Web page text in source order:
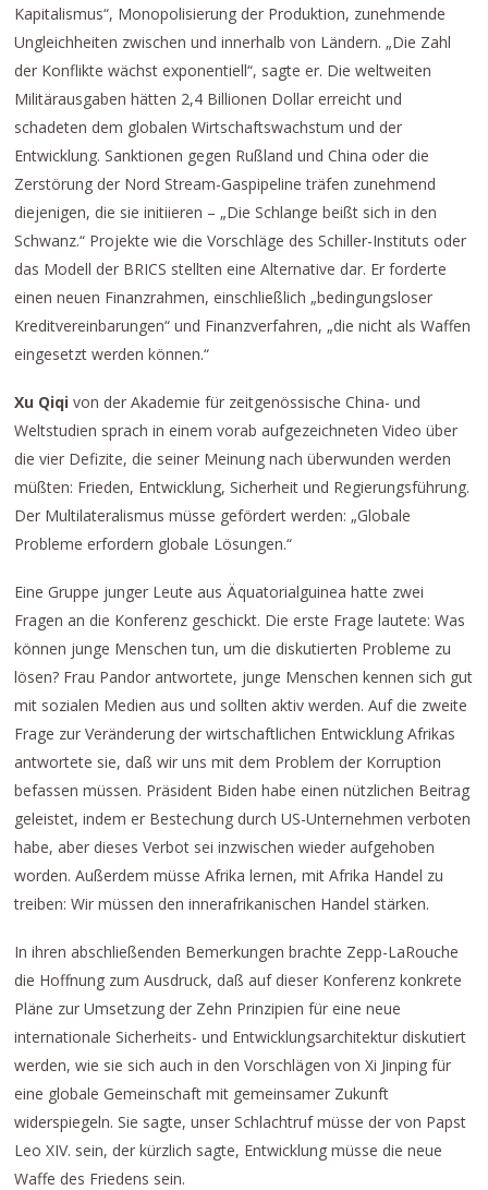
Kapitalismus“, Monopolisierung der Produktion, zunehmende
Ungleichheiten zwischen und innerhalb von Ländern. „Die Zahl
der Konflikte wächst exponentiell“, sagte er. Die weltweiten
Militärausgaben hätten 2,4 Billionen Dollar erreicht und
schadeten dem globalen Wirtschaftswachstum und der
Entwicklung. Sanktionen gegen Rußland und China oder die
Zerstörung der Nord Stream-Gaspipeline träfen zunehmend
diejenigen, die sie initiieren – „Die Schlange beißt sich in den
Schwanz.“ Projekte wie die Vorschläge des Schiller-Instituts oder
das Modell der BRICS stellten eine Alternative dar. Er forderte
einen neuen Finanzrahmen, einschließlich „bedingungsloser
Kreditvereinbarungen“ und Finanzverfahren, „die nicht als Waffen
eingesetzt werden können.“
Xu Qiqi von der Akademie für zeitgenössische China- und
Weltstudien sprach in einem vorab aufgezeichneten Video über
die vier Defizite, die seiner Meinung nach überwunden werden
müßten: Frieden, Entwicklung, Sicherheit und Regierungsführung.
Der Multilateralismus müsse gefördert werden: „Globale
Probleme erfordern globale Lösungen.“
Eine Gruppe junger Leute aus Äquatorialguinea hatte zwei
Fragen an die Konferenz geschickt. Die erste Frage lautete: Was
können junge Menschen tun, um die diskutierten Probleme zu
lösen? Frau Pandor antwortete, junge Menschen kennen sich gut
mit sozialen Medien aus und sollten aktiv werden. Auf die zweite
Frage zur Veränderung der wirtschaftlichen Entwicklung Afrikas
antwortete sie, daß wir uns mit dem Problem der Korruption
befassen müssen. Präsident Biden habe einen nützlichen Beitrag
geleistet, indem er Bestechung durch US-Unternehmen verboten
habe, aber dieses Verbot sei inzwischen wieder aufgehoben
worden. Außerdem müsse Afrika lernen, mit Afrika Handel zu
treiben: Wir müssen den innerafrikanischen Handel stärken.
In ihren abschließenden Bemerkungen brachte Zepp-LaRouche
die Hoffnung zum Ausdruck, daß auf dieser Konferenz konkrete
Pläne zur Umsetzung der Zehn Prinzipien für eine neue
internationale Sicherheits- und Entwicklungsarchitektur diskutiert
werden, wie sie sich auch in den Vorschlägen von Xi Jinping für
eine globale Gemeinschaft mit gemeinsamer Zukunft
widerspiegeln. Sie sagte, unser Schlachtruf müsse der von Papst
Leo XIV. sein, der kürzlich sagte, Entwicklung müsse die neue
Waffe des Friedens sein.